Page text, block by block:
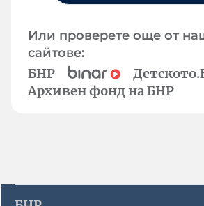
Или проверете още от
сайтове:
БНР
Архивен фонд на БНР